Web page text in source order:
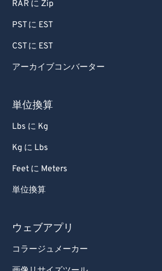
RAR に Zip
PST に EST
CST に EST
アーカイブコンバーター
単位換算
Lbs に Kg
Kg に Lbs
Feet に Meters
単位換算
ウェブアプリ
コラージュメーカー